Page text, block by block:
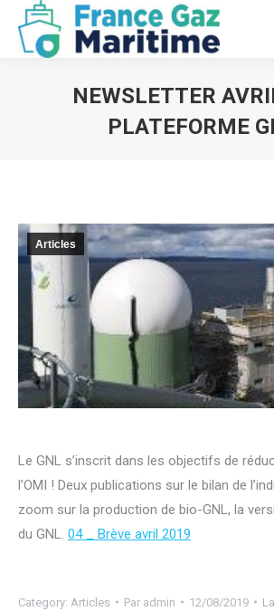
NEWSLETTER
PLATEFORME
Articles
Le GNL s’inscrit dans les objectifs de
l’OMI ! Deux publications sur le bilan de
zoom sur la production de bio-GNL, la
du GNL. 04 _ Brève avril 2019
Category: Articles Par admin 12/08/2019